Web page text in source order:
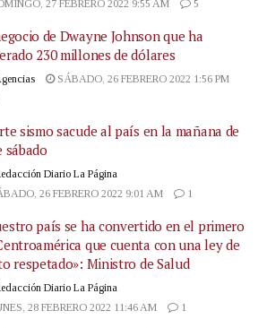
27 FEBRERO 2022 9:55 AM
5
de Dwayne Johnson que ha
230 millones de dólares
SÁBADO, 26 FEBRERO 2022 1:56 PM
sismo sacude al país en la mañana de
sábado
Diario La Página
26 FEBRERO 2022 9:01 AM
1
país se ha convertido en el primero
que cuenta con una ley de
respetado»: Ministro de Salud
Diario La Página
28 FEBRERO 2022 11:46 AM
1